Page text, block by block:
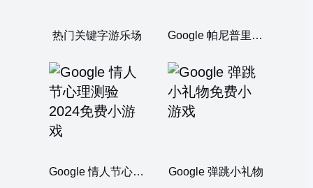
热门关键字游乐场 Google 帕尼普里小吃摊
Google 情人节心理测验 2024 Google 弹跳小礼物